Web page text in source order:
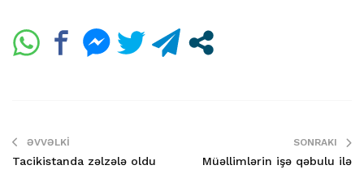
ƏVVƏLKI
Tacikistanda zəlzələ oldu
SONRAKI
Müəllimlərin işə qəbulu ilə